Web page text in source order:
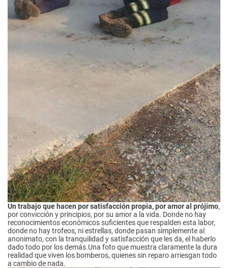
Un trabajo que hacen por satisfacción propia, por amor al prójimo,
por convicción y principios, por su amor a la vida. Donde no hay
reconocimientos económicos suficientes que respalden esta labor,
donde no hay trofeos, ni estrellas, donde pasan simplemente al
anonimato, con la tranquilidad y satisfacción que les da, el haberlo
dado todo por los demás.Una foto que muestra claramente la dura
realidad que viven los bomberos, quienes sin reparo arriesgan todo
a cambio de nada.